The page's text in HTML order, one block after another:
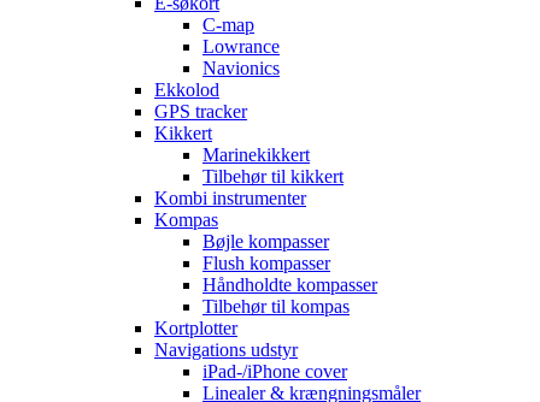
C-map
Lowrance
Navionics
Ekkolod
GPS tracker
Kikkert
Marinekikkert
Tilbehør til kikkert
Kombi instrumenter
Kompas
Bøjle kompasser
Flush kompasser
Håndholdte kompasser
Tilbehør til kompas
Kortplotter
Navigations udstyr
iPad-/iPhone cover
Linealer & krængningsmåler